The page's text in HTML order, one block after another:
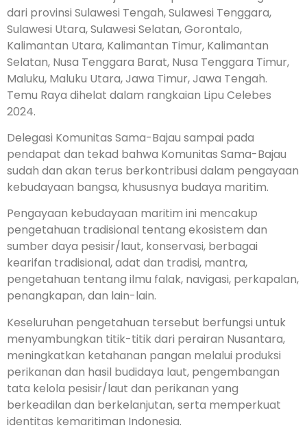
dari provinsi Sulawesi Tengah, Sulawesi Tenggara,
Sulawesi Utara, Sulawesi Selatan, Gorontalo,
Kalimantan Utara, Kalimantan Timur, Kalimantan
Selatan, Nusa Tenggara Barat, Nusa Tenggara Timur,
Maluku, Maluku Utara, Jawa Timur, Jawa Tengah.
Temu Raya dihelat dalam rangkaian Lipu Celebes
2024.
Delegasi Komunitas Sama-Bajau sampai pada
pendapat dan tekad bahwa Komunitas Sama-Bajau
sudah dan akan terus berkontribusi dalam pengayaan
kebudayaan bangsa, khususnya budaya maritim.
Pengayaan kebudayaan maritim ini mencakup
pengetahuan tradisional tentang ekosistem dan
sumber daya pesisir/laut, konservasi, berbagai
kearifan tradisional, adat dan tradisi, mantra,
pengetahuan tentang ilmu falak, navigasi, perkapalan,
penangkapan, dan lain-lain.
Keseluruhan pengetahuan tersebut berfungsi untuk
menyambungkan titik-titik dari perairan Nusantara,
meningkatkan ketahanan pangan melalui produksi
perikanan dan hasil budidaya laut, pengembangan
tata kelola pesisir/laut dan perikanan yang
berkeadilan dan berkelanjutan, serta memperkuat
identitas kemaritiman Indonesia.